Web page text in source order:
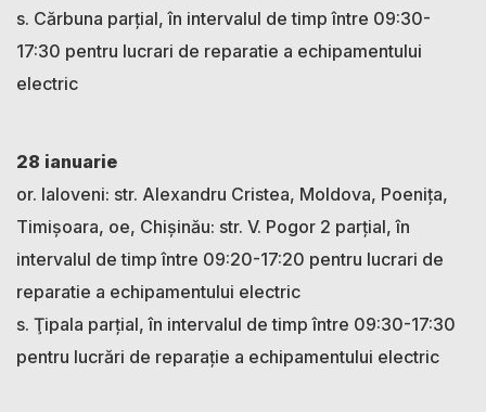
s. Cărbuna parțial, în intervalul de timp între 09:30-
17:30 pentru lucrari de reparatie a echipamentului
electric
28 ianuarie
or. Ialoveni: str. Alexandru Cristea, Moldova, Poeniţa,
Timişoara, oe, Chișinău: str. V. Pogor 2 parțial, în
intervalul de timp între 09:20-17:20 pentru lucrari de
reparatie a echipamentului electric
s. Ţipala parțial, în intervalul de timp între 09:30-17:30
pentru lucrări de reparaţie a echipamentului electric